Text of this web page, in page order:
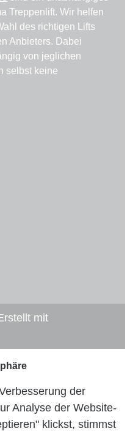
Treppenlift. Wir helfen
des richtigen Lifts
Anbieters. Dabei
von jeglichen
selbst keine
mit
der
Analyse der Website-
klickst, stimmst